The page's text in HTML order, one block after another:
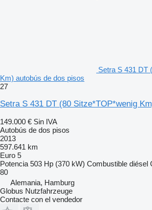
Setra S 431 DT
Km) autobús de dos pisos
27
Setra S 431 DT (80 Sitze*TOP*wenig
149.000 € Sin IVA
Autobús de dos pisos
2013
597.641 km
Euro 5
Potencia 503 Hp (370 kW) Combustible diésel
80
Alemania, Hamburg
Globus Nutzfahrzeuge
Contacte con el vendedor